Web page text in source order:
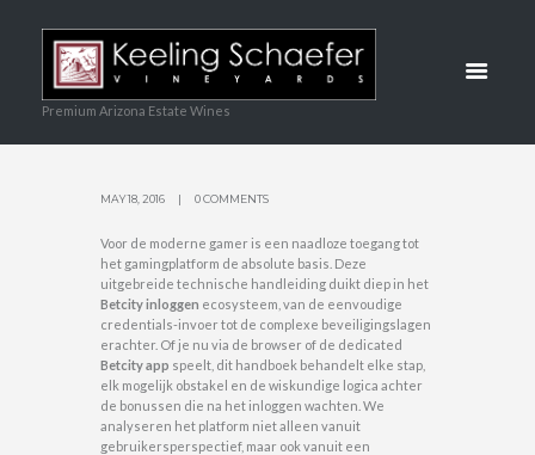
GEAVANCE
ERDE
ACCOUNT
BEVEILIGI
NG
HOME
UNCATEGORIZED
BETCITY INLOGGEN ONTRAFELD:
Premium Arizona Estate Wines
MAY 18, 2016 0 COMMENTS
Voor de moderne gamer is een naadloze toegang tot
het gamingplatform de absolute basis. Deze
uitgebreide technische handleiding duikt diep in het
Betcity inloggen ecosysteem, van de eenvoudige
credentials-invoer tot de complexe beveiligingslagen
erachter. Of je nu via de browser of de dedicated
Betcity app speelt, dit handboek behandelt elke stap,
elk mogelijk obstakel en de wiskundige logica achter
de bonussen die na het inloggen wachten. We
analyseren het platform niet alleen vanuit
gebruikersperspectief, maar ook vanuit een